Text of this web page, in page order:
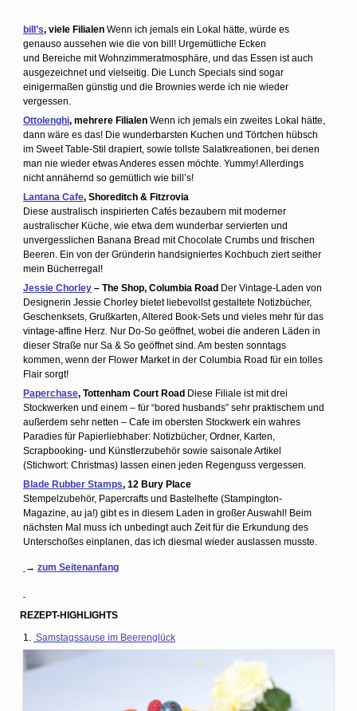
bill’s, viele Filialen Wenn ich jemals ein Lokal hätte, würde es
genauso aussehen wie die von bill! Urgemütliche Ecken
und Bereiche mit Wohnzimmeratmosphäre, und das Essen ist auch
ausgezeichnet und vielseitig. Die Lunch Specials sind sogar
einigermaßen günstig und die Brownies werde ich nie wieder
vergessen.
Ottolenghi, mehrere Filialen Wenn ich jemals ein zweites Lokal hätte,
dann wäre es das! Die wunderbarsten Kuchen und Törtchen hübsch
im Sweet Table-Stil drapiert, sowie tollste Salatkreationen, bei denen
man nie wieder etwas Anderes essen möchte. Yummy! Allerdings
nicht annähernd so gemütlich wie bill’s!
Lantana Cafe, Shoreditch & Fitzrovia
Diese australisch inspirierten Cafés bezaubern mit moderner
australischer Küche, wie etwa dem wunderbar servierten und
unvergesslichen Banana Bread mit Chocolate Crumbs und frischen
Beeren. Ein von der Gründerin handsigniertes Kochbuch ziert seither
mein Bücherregal!
Jessie Chorley – The Shop, Columbia Road Der Vintage-Laden von
Designerin Jessie Chorley bietet liebevollst gestaltete Notizbücher,
Geschenksets, Grußkarten, Altered Book-Sets und vieles mehr für das
vintage-affine Herz. Nur Do-So geöffnet, wobei die anderen Läden in
dieser Straße nur Sa & So geöffnet sind. Am besten sonntags
kommen, wenn der Flower Market in der Columbia Road für ein tolles
Flair sorgt!
Paperchase, Tottenham Court Road Diese Filiale ist mit drei
Stockwerken und einem – für “bored husbands” sehr praktischem und
außerdem sehr netten – Cafe im obersten Stockwerk ein wahres
Paradies für Papierliebhaber: Notizbücher, Ordner, Karten,
Scrapbooking- und Künstlerzubehör sowie saisonale Artikel
(Stichwort: Christmas) lassen einen jeden Regenguss vergessen.
Blade Rubber Stamps, 12 Bury Place
Stempelzubehör, Papercrafts und Bastelhefte (Stampington-
Magazine, au ja!) gibt es in diesem Laden in großer Auswahl! Beim
nächsten Mal muss ich unbedingt auch Zeit für die Erkundung des
Unterschoßes einplanen, das ich diesmal wieder auslassen musste.
→ zum Seitenanfang
REZEPT-HIGHLIGHTS
1.
Samstagssause im Beerenglück